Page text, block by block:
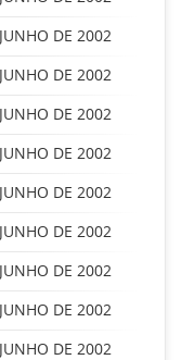
DE 2002
DE 2002
DE 2002
DE 2002
DE 2002
DE 2002
DE 2002
DE 2002
DE 2002